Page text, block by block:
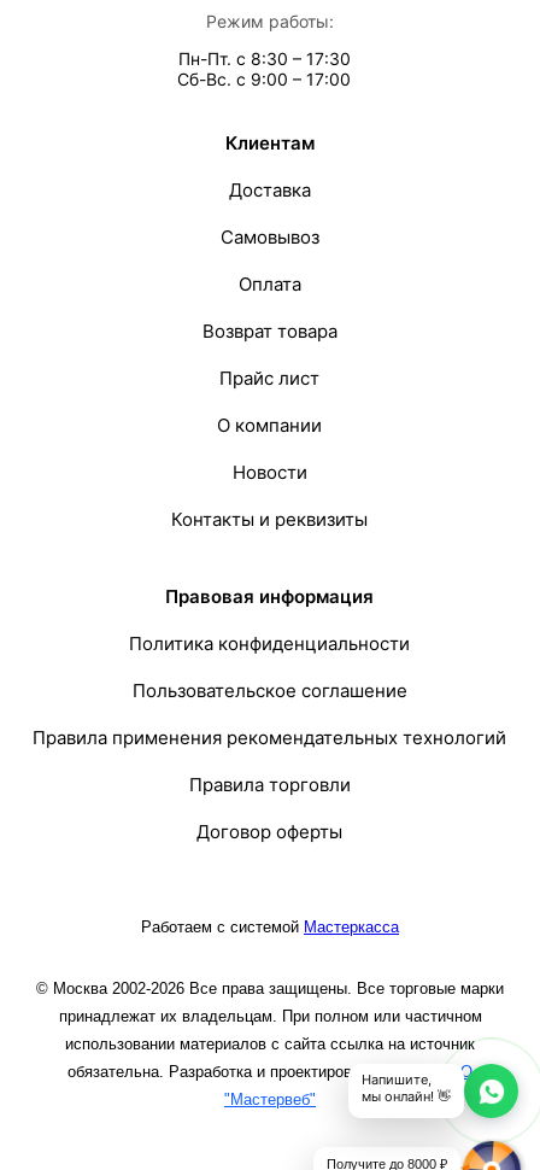
Режим работы:
Пн-Пт. с 8:30 – 17:30
Сб-Вс. с 9:00 – 17:00
Клиентам
Доставка
Самовывоз
Оплата
Возврат товара
Прайс лист
О компании
Новости
Контакты и реквизиты
Правовая информация
Политика конфиденциальности
Пользовательское соглашение
Правила применения рекомендательных технологий
Правила торговли
Договор оферты
Работаем с системой Мастеркасса
© Москва 2002-2026 Все права защищены. Все торговые марки
принадлежат их владельцам. При полном или частичном
использовании материалов с сайта ссылка на источник
обязательна. Разработка и проектирование сайта
ООО
"Мастервеб"
Напишите,
мы онлайн! 👋
Получите до 8000 ₽